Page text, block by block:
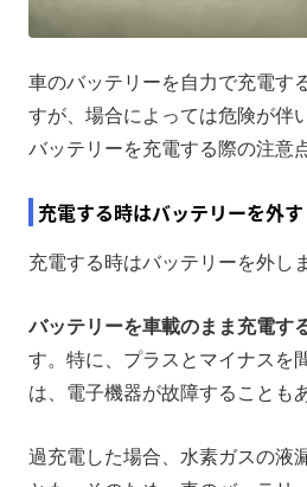
車のバッテリーを自力で充電す
すが、場合によっては危険が伴
バッテリーを充電する際の注意
充電する時はバッテリーを外す
充電する時はバッテリーを外し
バッテリーを車載のまま充電す
す。特に、プラスとマイナスを
は、電子機器が故障することも
過充電した場合、水素ガスの液